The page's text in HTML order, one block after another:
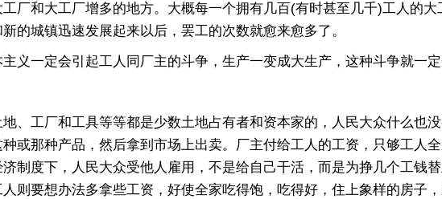
厂和大工厂增多的地方。大概每一个拥有几百(有时甚至几千)工人的
的城镇迅速发展起来以后，罢工的次数就愈来愈多了。
一定会引起工人同厂主的斗争，生产一变成大生产，这种斗争就一定
工厂和工具等等都是少数土地占有者和资本家的，人民大众什么也
或那种产品，然后拿到市场上出卖。厂主付给工人的工资，只够工人
制度下，人民大众受他人雇用，不是给自己干活，而是为挣几个工钱
则要想办法多拿些工资，好使全家吃得饱，吃得好，住上象样的房子